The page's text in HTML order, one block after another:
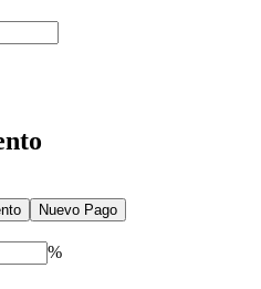
Nuevo Pago
%